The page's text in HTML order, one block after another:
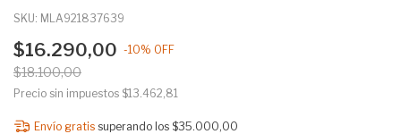
SKU: MLA921837639
$16.290,00 -10% OFF
$18.100,00
Precio sin impuestos $13.462,81
Envío gratis superando los $35.000,00